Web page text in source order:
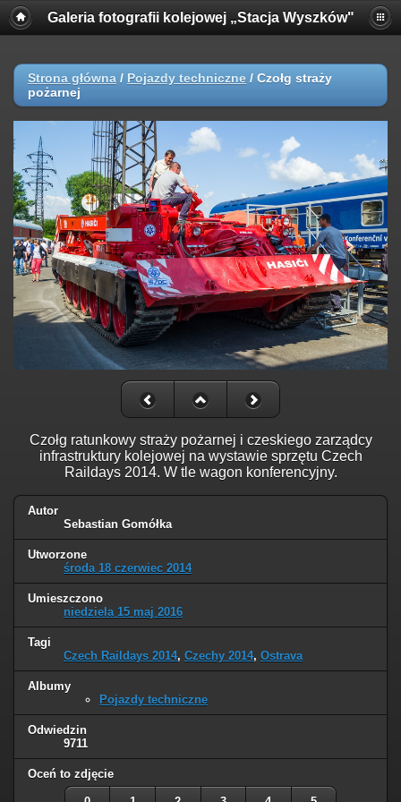
Galeria fotografii kolejowej „Stacja Wyszków"
Strona główna / Pojazdy techniczne / Czołg straży
pożarnej
Czołg ratunkowy straży pożarnej i czeskiego zarządcy
infrastruktury kolejowej na wystawie sprzętu Czech
Raildays 2014. W tle wagon konferencyjny.
Autor
Sebastian Gomółka
Utworzone
środa 18 czerwiec 2014
Umieszczono
niedziela 15 maj 2016
Tagi
Czech Raildays 2014, Czechy 2014, Ostrava
Albumy
Pojazdy techniczne
Odwiedzin
9711
Oceń to zdjęcie